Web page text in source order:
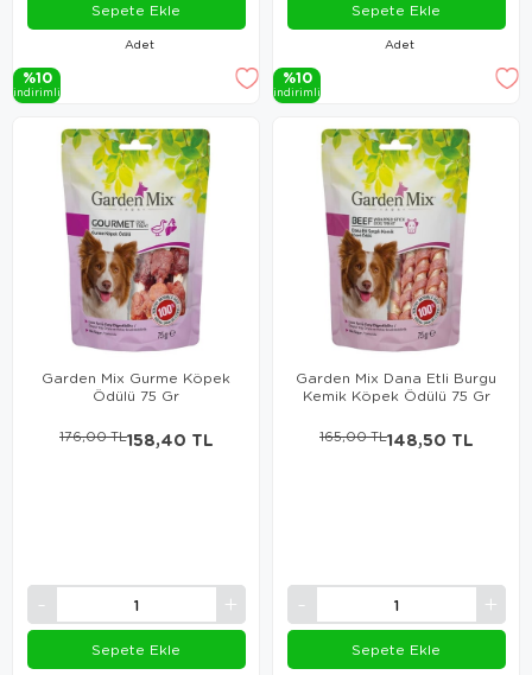
Adet
Sepete Ekle
%10
i̇ndi̇ri̇mli̇
Adet
Sepete Ekle
%10
i̇ndi̇ri̇mli̇
Garden Mix Gurme Köpek
Ödülü 75 Gr
158,40 TL
176,00 TL
Sepete Ekle
Garden Mix Dana Etli Burgu
Kemik Köpek Ödülü 75 Gr
148,50 TL
165,00 TL
Sepete Ekle